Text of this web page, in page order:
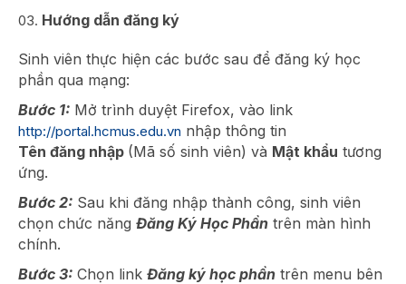
Hướng dẫn đăng ký
Sinh viên thực hiện các bước sau để đăng ký học
phần qua mạng:
Bước 1: Mở trình duyệt Firefox, vào link
http://portal.hcmus.edu.vn nhập thông tin
Tên đăng nhập (Mã số sinh viên) và Mật khẩu tương
ứng.
Bước 2: Sau khi đăng nhập thành công, sinh viên
chọn chức năng Đăng Ký Học Phần trên màn hình
chính.
Bước 3: Chọn link Đăng ký học phần trên menu bên